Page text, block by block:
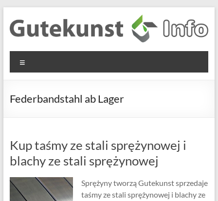
content
Gutekunst
Formfedern
GmbH
Informationen
Flachmaterial
Federbandstahl ab Lager
Kup taśmy ze stali sprężynowej i
blachy ze stali sprężynowej
Sprężyny tworzą Gutekunst sprzedaje
taśmy ze stali sprężynowej i blachy ze